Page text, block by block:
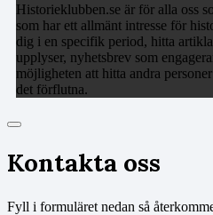
Historieklubben.se är för alla oss
som har ett allmänt intresse för
dig i en specifik period, hitta
upplyser, nyhetsbrev som
möjligheten att hitta andra
det förflutna.
Kontakta oss
Fyll i formuläret nedan så